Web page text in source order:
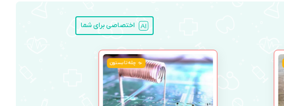
اختصاصی برای شما
چله تابستون